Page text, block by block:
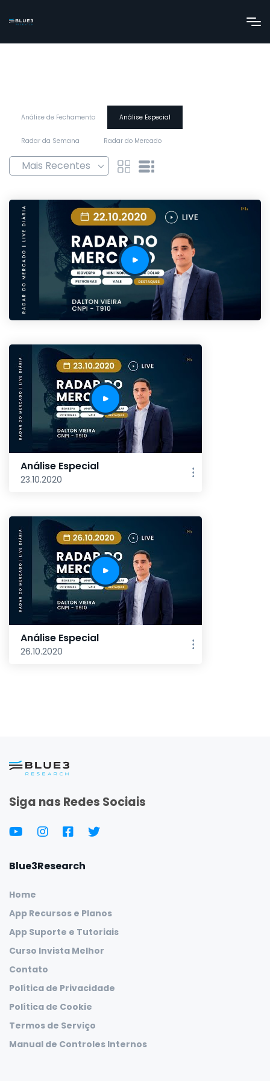
Análise de Fechamento Análise Especial
Radar da Semana Radar do Mercado
Análise Especial
23.10.2020
Análise Especial
26.10.2020
Siga nas Redes Sociais
Blue3Research
Home
App Recursos e Planos
App Suporte e Tutoriais
Curso Invista Melhor
Contato
Política de Privacidade
Política de Cookie
Termos de Serviço
Manual de Controles Internos